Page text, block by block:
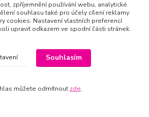
zpříjemnění používání webu, analytické
souhlasu také pro účely cílení reklamy
cookies. Nastavení vlastních preferencí
upravit odkazem ve spodní části stránek.
Souhlasím
můžete odmítnout zde.